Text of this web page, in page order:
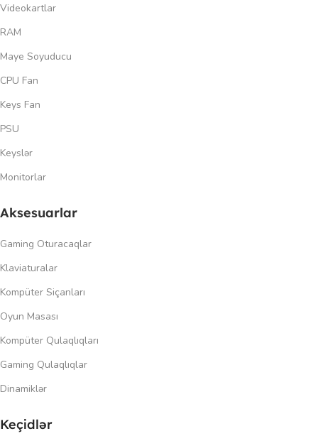
Videokartlar
RAM
Maye Soyuducu
CPU Fan
Keys Fan
PSU
Keyslər
Monitorlar
Aksesuarlar
Gaming Oturacaqlar
Klaviaturalar
Kompüter Siçanları
Oyun Masası
Kompüter Qulaqlıqları
Gaming Qulaqlıqlar
Dinamiklər
Keçidlər